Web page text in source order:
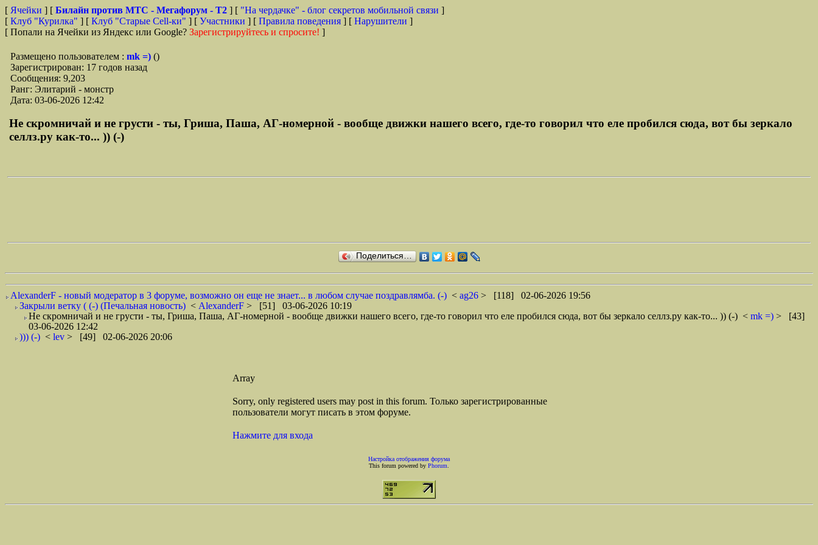
[ Ячейки ] [ Билайн против МТС - Мегафорум - T2 ] [ "На чердачке" - блог секретов мобильной связи ]
[ Клуб "Курилка" ] [ Клуб "Старые Сell-ки" ] [ Участники ] [ Правила поведения ] [ Нарушители ]
[ Попали на Ячейки из Яндекс или Google? Зарегистрируйтесь и спросите! ]
Размещено пользователем : mk =) ()
Зарегистрирован: 17 годов назад
Сообщения: 9,203
Ранг: Элитарий - монстр
Дата: 03-06-2026 12:42
Не скромничай и не грусти - ты, Гриша, Паша, АГ-номерной - вообще движки нашего всего, где-то говорил что еле пробился сюда, вот бы зеркало
селлз.ру как-то... )) (-)
Поделиться…
AlexanderF - новый модератор в 3 форуме, возможно он еще не знает... в любом случае поздравлямба. (-) < ag26 > [118] 02-06-2026 19:56
Закрыли ветку ( (-) (Печальная новость) < AlexanderF > [51] 03-06-2026 10:19
Не скромничай и не грусти - ты, Гриша, Паша, АГ-номерной - вообще движки нашего всего, где-то говорил что еле пробился сюда, вот бы зеркало селлз.ру как-то... )) (-) < mk =) > [43]
03-06-2026 12:42
))) (-) < lev > [49] 02-06-2026 20:06
Array
Sorry, only registered users may post in this forum. Только зарегистрированные
пользователи могут писать в этом форуме.
Нажмите для входа
Настройка отображения форума
This forum powered by Phorum